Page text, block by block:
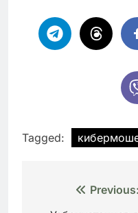
Tagged:
Навигация
Previous: